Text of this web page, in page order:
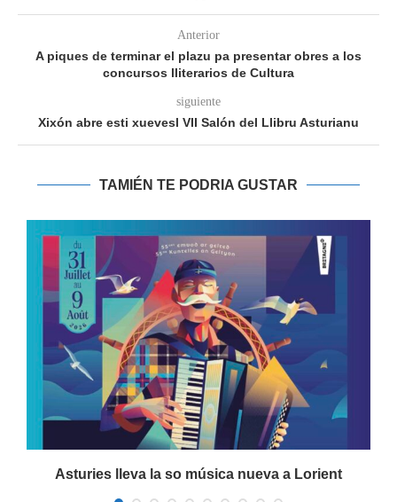
Anterior
A piques de terminar el plazu pa presentar obres a los
concursos lliterarios de Cultura
siguiente
Xixón abre esti xuevesl VII Salón del Llibru Asturianu
TAMIÉN TE PODRIA GUSTAR
Asturies lleva la so música nueva a Lorient